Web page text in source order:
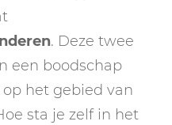
. Deze twee
een boodschap
het gebied van
sta je zelf in het